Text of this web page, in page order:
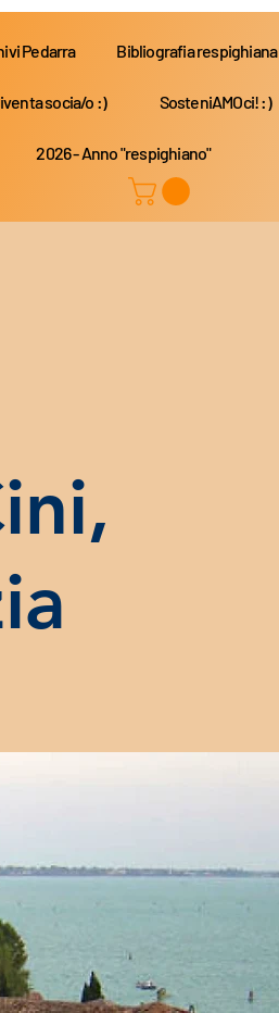
Pedarra Bibliografia respighiana
socia/o :) SosteniAMOci! :)
2026 - Anno "respighiano"